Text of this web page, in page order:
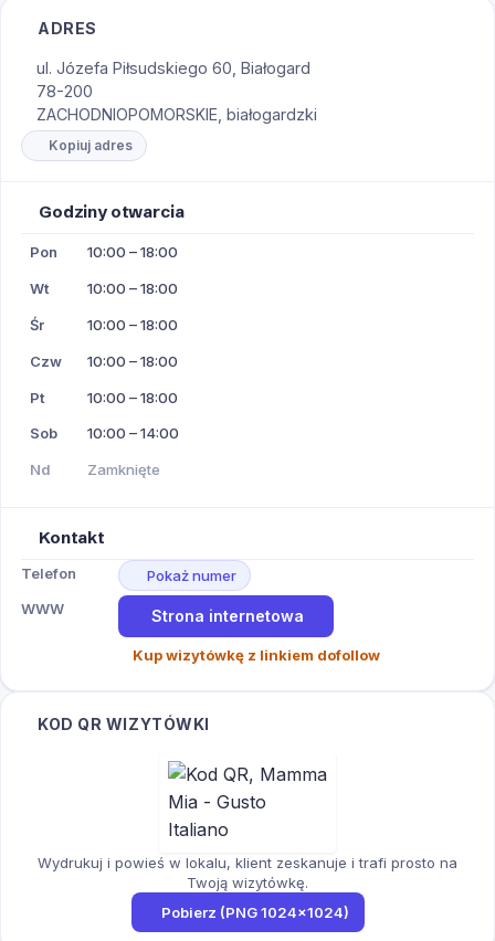
ADRES
ul. Józefa Piłsudskiego 60, Białogard
78-200
ZACHODNIOPOMORSKIE, białogardzki
Kopiuj adres
Godziny otwarcia
Pon 10:00 – 18:00
Wt 10:00 – 18:00
Śr 10:00 – 18:00
Czw 10:00 – 18:00
Pt 10:00 – 18:00
Sob 10:00 – 14:00
Nd Zamknięte
Kontakt
Telefon
Pokaż numer
WWW
Strona internetowa
Kup wizytówkę z linkiem dofollow
KOD QR WIZYTÓWKI
Wydrukuj i powieś w lokalu, klient zeskanuje i trafi prosto na
Twoją wizytówkę.
Pobierz (PNG 1024×1024)